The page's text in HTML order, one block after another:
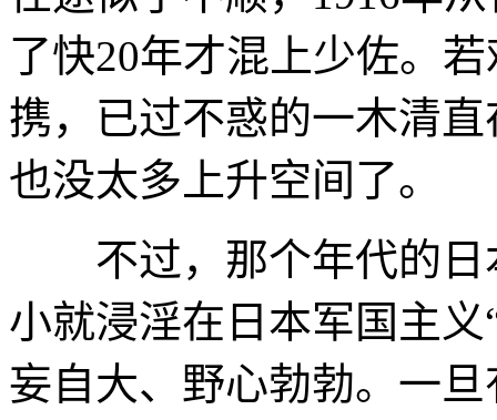
了快20年才混上少佐。
携，已过不惑的一木清
也没太多上升空间了。
不过，那个年代的日
小就浸淫在日本军国主
妄自大、野心勃勃。一